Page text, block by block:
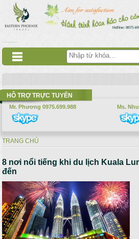
Nhảy đến nội dung
HỖ TRỢ TRỰC TUYẾN
Mr. Phương 0975.699.988 Ms.
Bạn đang ở đây
TRANG CHỦ
8 nơi nổi tiếng khi du lịch Kuala
đến